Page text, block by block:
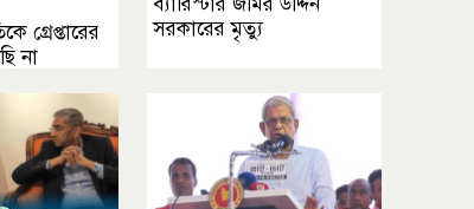
গ্রেপ্তারের
না
সরকারের মৃত্যু